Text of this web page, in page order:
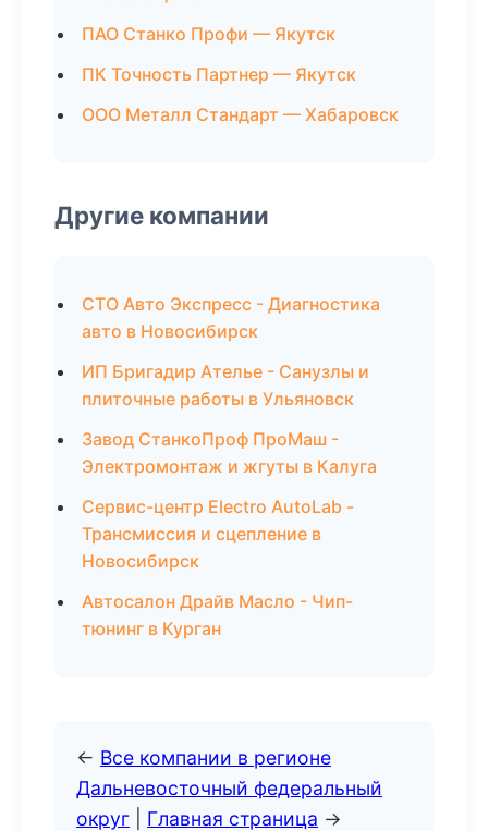
ПАО Станко Профи — Якутск
ПК Точность Партнер — Якутск
ООО Металл Стандарт — Хабаровск
Другие компании
СТО Авто Экспресс - Диагностика
авто в Новосибирск
ИП Бригадир Ателье - Санузлы и
плиточные работы в Ульяновск
Завод СтанкоПроф ПроМаш -
Электромонтаж и жгуты в Калуга
Сервис-центр Electro AutoLab -
Трансмиссия и сцепление в
Новосибирск
Автосалон Драйв Масло - Чип-
тюнинг в Курган
← Все компании в регионе
Дальневосточный федеральный
округ
Главная страница →